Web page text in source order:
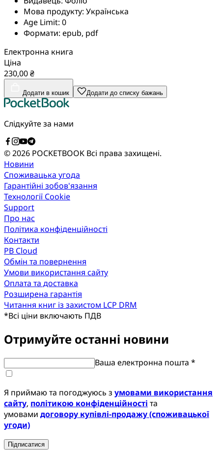
Мова продукту: Українська
Age Limit: 0
Формати: epub, pdf
Електронна книга
Ціна
230,00 ₴
Додати в кошик Додати до списку бажань
Слідкуйте за нами
© 2026 POCKETBOOK Всі права захищені.
Новини
Споживацька угода
Гарантійні зобов'язання
Технології Cookie
Support
Про нас
Політика конфіденційності
Контакти
PB Cloud
Обмін та повернення
Умови використання сайту
Оплата та доставка
Розширена гарантія
Читання книг із захистом LCP DRM
*Всі ціни включають ПДВ
Отримуйте останні новини
Ваша електронна пошта *
Я приймаю та погоджуюсь з умовами використання
сайту, політикою конфіденційності та
умовами договору купівлі-продажу (споживацької
угоди)
Підписатися